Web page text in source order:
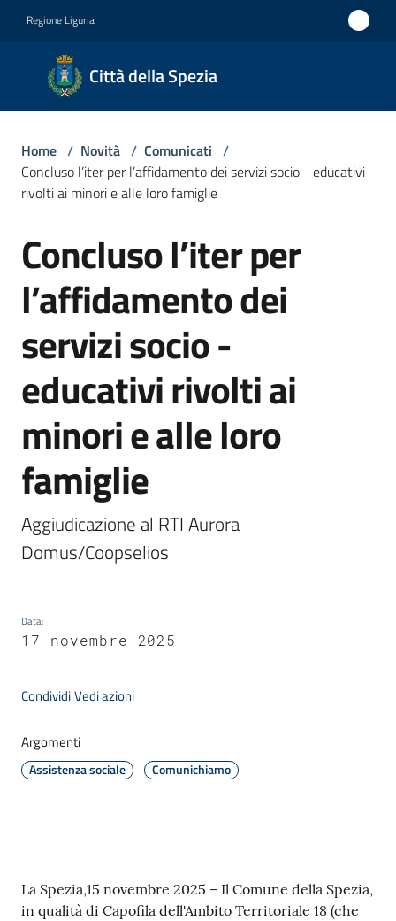
Regione Liguria
Città della Spezia
Città
della
Medaglia
d'oro al
Civile
Medaglia
d'argento
al Valor
Militare
Amministrazione
Menu selezionato
Servizi
il
Comune
C
e
i
c
Home / Novità / Comunicati /
Concluso l’iter per l’affidamento dei servizi socio - educativi
rivolti ai minori e alle loro famiglie
Salta al contenuto
Concluso l’iter per
l’affidamento dei
servizi socio -
educativi rivolti ai
minori e alle loro
famiglie
Aggiudicazione al RTI Aurora
Domus/Coopselios
Data:
17 novembre 2025
CondividiVedi azioni
Argomenti
Assistenza sociale Comunichiamo
Contenuto
La Spezia,15 novembre 2025 – Il Comune della Spezia,
in qualità di Capofila dell'Ambito Territoriale 18 (che